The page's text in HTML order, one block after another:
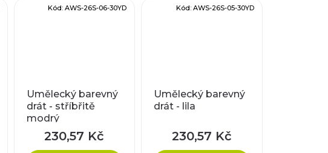
Umělecký barevný
drát - stříbřitě
modrý
230,57 Kč
Kód:AWS-26S-06-30YD
Umělecký barevný
drát - lila
230,57 Kč
Kód: AWS-26S-05-30YD